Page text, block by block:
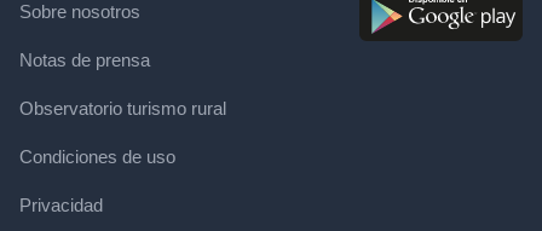
Sobre nosotros
Notas de prensa
Observatorio turismo rural
Condiciones de uso
Privacidad